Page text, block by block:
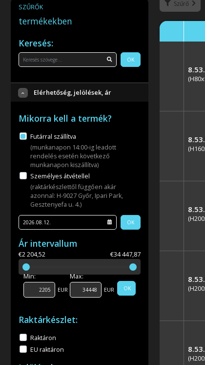
SZŰRŐK
termékekben
Keresés:
OK
Elérhetőség, jelölések, ár
Mikorra kell a termék?
Futárral szállítva
(munkanapon 14:00-ig leadott
rendelés esetén következő
munkanapon kiszállítva)
Személyes átvétellel
(raktárkészlettől függően akár
azonnal: H-9027 Győr, Ipari Park,
Gesztenyefa u. 4.)
OK
Ár intervallum
€2 204,52 €34 447,87
Min:
EUR
Max:
EUR OK
Raktárkészlet:
Raktáron
EU raktáron
Szűrő